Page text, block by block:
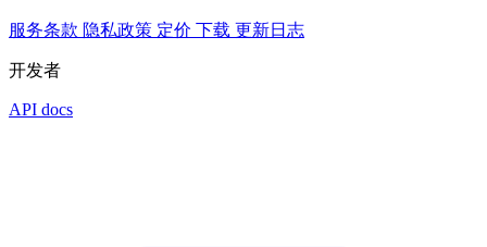
服务条款 隐私政策 定价 下载 更新日志
开发者
API docs